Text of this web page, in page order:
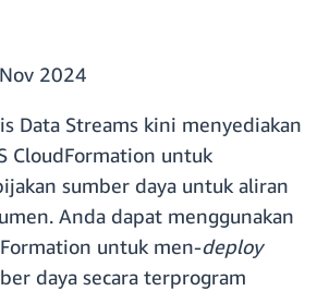
2024
Data Streams kini menyediakan
CloudFormation untuk
sumber daya untuk aliran
Anda dapat menggunakan
untuk men-deploy
daya secara terprogram